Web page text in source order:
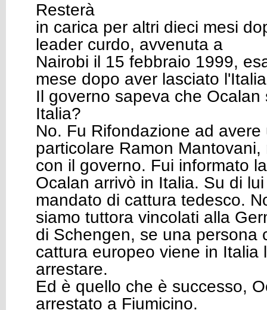
Resterà
in carica per altri dieci mesi
leader curdo, avvenuta a
Nairobi il 15 febbraio 1999,
mese dopo aver lasciato
Il governo sapeva che
Italia?
No. Fu Rifondazione ad avere
particolare Ramon
con il governo. Fui informato
Ocalan arrivò in Italia. Su di
mandato di cattura tedesco.
siamo tuttora vincolati alla
di Schengen, se una persona
cattura europeo viene in Italia
arrestare.
Ed è quello che è successo,
arrestato a Fiumicino.